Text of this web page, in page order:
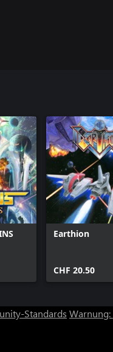
Earthion
CHF 20.50
Standards